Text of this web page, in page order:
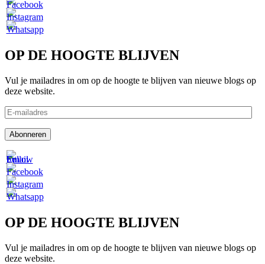
OP DE HOOGTE BLIJVEN
Vul je mailadres in om op de hoogte te blijven van nieuwe blogs op
deze website.
E-
mailadres
Abonneren
OP DE HOOGTE BLIJVEN
Vul je mailadres in om op de hoogte te blijven van nieuwe blogs op
deze website.